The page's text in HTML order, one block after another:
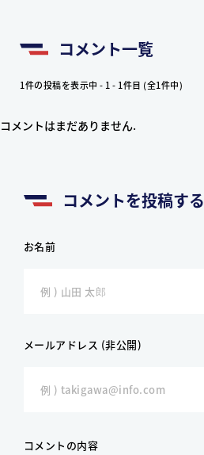
コメント一覧
1件の投稿を表示中 - 1 - 1件目 (全1件中)
コメントはまだありません.
コメントを投稿する
お名前
メールアドレス (非公開)
コメントの内容